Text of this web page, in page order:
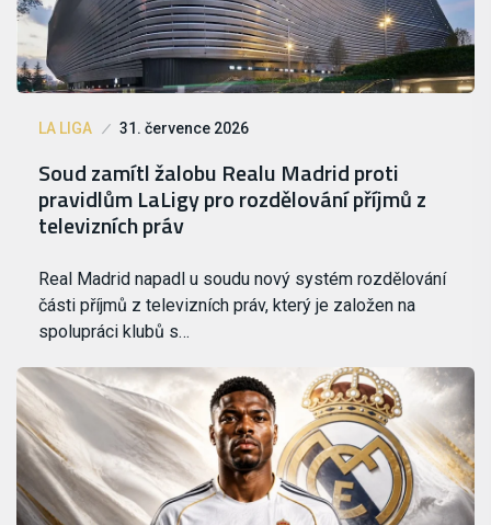
LA LIGA 31. července 2026
Soud zamítl žalobu Realu Madrid proti
pravidlům LaLigy pro rozdělování příjmů z
televizních práv
Real Madrid napadl u soudu nový systém rozdělování
části příjmů z televizních práv, který je založen na
spolupráci klubů s…